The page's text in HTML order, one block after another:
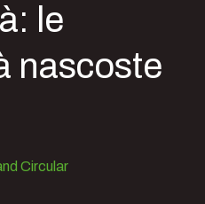
le
nascoste
Circular